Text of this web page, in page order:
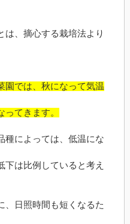
は、摘心する栽培法より
園では、秋になって気温
ってきます。
種によっては、低温にな
は比例していると考え
、日照時間も短くなるた